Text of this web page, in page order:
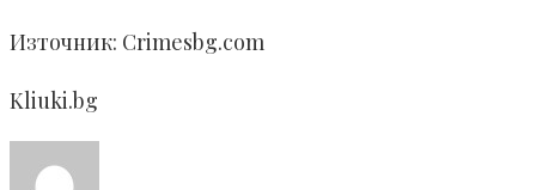
Източник: Crimesbg.com
Kliuki.bg